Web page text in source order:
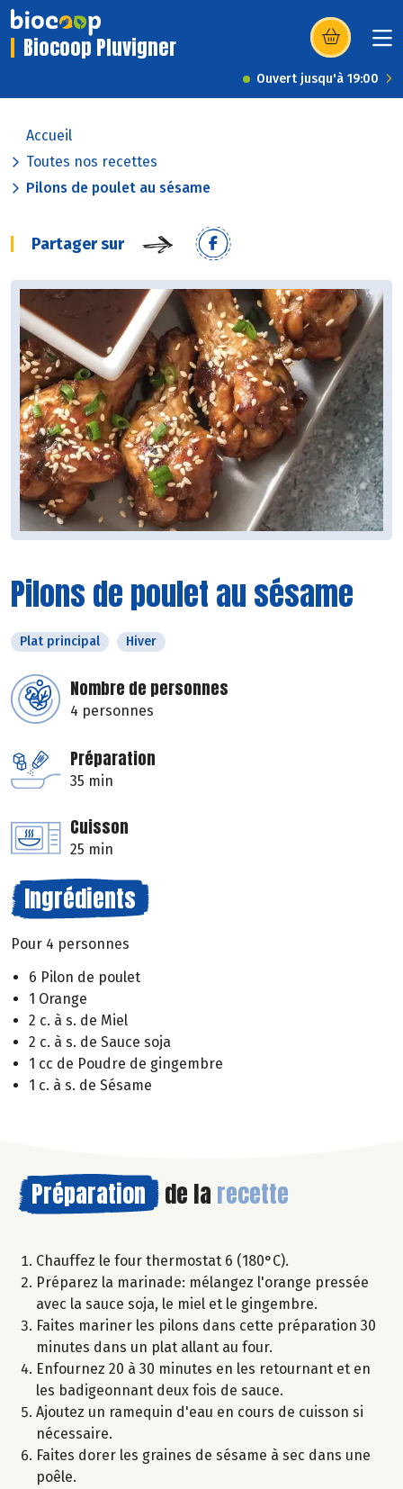
Biocoop Pluvigner (s’ouvre dans
Ouvert jusqu'à 19:00
Accueil
Toutes nos recettes
Pilons de poulet au sésame
Partager sur
Pilons de poulet au sésame
Plat principal Hiver
Nombre de personnes
4 personnes
Préparation
35 min
Cuisson
25 min
Ingrédients
Pour 4 personnes
6 Pilon de poulet
1 Orange
2 c. à s. de Miel
2 c. à s. de Sauce soja
1 cc de Poudre de gingembre
1 c. à s. de Sésame
Préparation de la recette
Chauffez le four thermostat 6 (180°C).
Préparez la marinade: mélangez l'orange pressée
avec la sauce soja, le miel et le gingembre.
Faites mariner les pilons dans cette préparation 30
minutes dans un plat allant au four.
Enfournez 20 à 30 minutes en les retournant et en
les badigeonnant deux fois de sauce.
Ajoutez un ramequin d'eau en cours de cuisson si
nécessaire.
Faites dorer les graines de sésame à sec dans une
poêle.